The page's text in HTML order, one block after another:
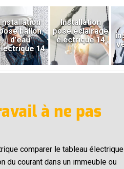
Installation
ballon
d'eau
14
Installation
pose éclairage
électrique 14
à ne pas
comparer le tableau électrique
du courant dans un immeuble ou